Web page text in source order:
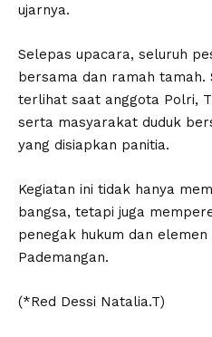
ujarnya.
Selepas upacara, seluruh
bersama dan ramah tamah.
terlihat saat anggota Polri,
serta masyarakat duduk
yang disiapkan panitia.
Kegiatan ini tidak hanya
bangsa, tetapi juga
penegak hukum dan
Pademangan.
(*Red Dessi Natalia.T)